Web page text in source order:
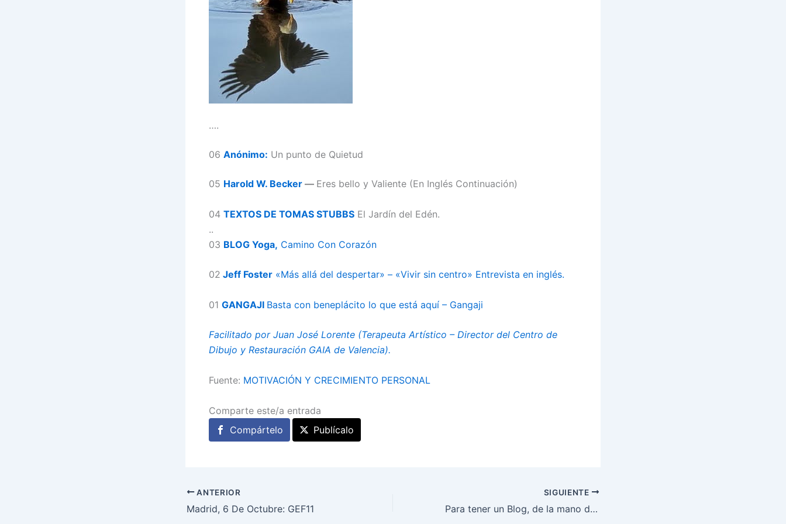
….
06 Anónimo: Un punto de Quietud
05 Harold W. Becker — Eres bello y Valiente (En Inglés Continuación)
04 TEXTOS DE TOMAS STUBBS El Jardín del Edén.
..
03 BLOG Yoga, Camino Con Corazón
02 Jeff Foster «Más allá del despertar» – «Vivir sin centro» Entrevista en inglés.
01 GANGAJI Basta con beneplácito lo que está aquí – Gangaji
Facilitado por Juan José Lorente (Terapeuta Artístico – Director del Centro de
Dibujo y Restauración GAIA de Valencia).
Fuente: MOTIVACIÓN Y CRECIMIENTO PERSONAL
Comparte este/a entrada
Compártelo
Publícalo
ANTERIOR
Madrid, 6 De Octubre: GEF11
SIGUIENTE
Para tener un Blog, de la mano de una profesional